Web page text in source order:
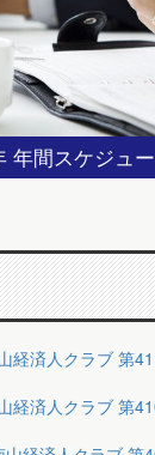
年間スケジュ
経済人クラブ 第
経済人クラブ 第